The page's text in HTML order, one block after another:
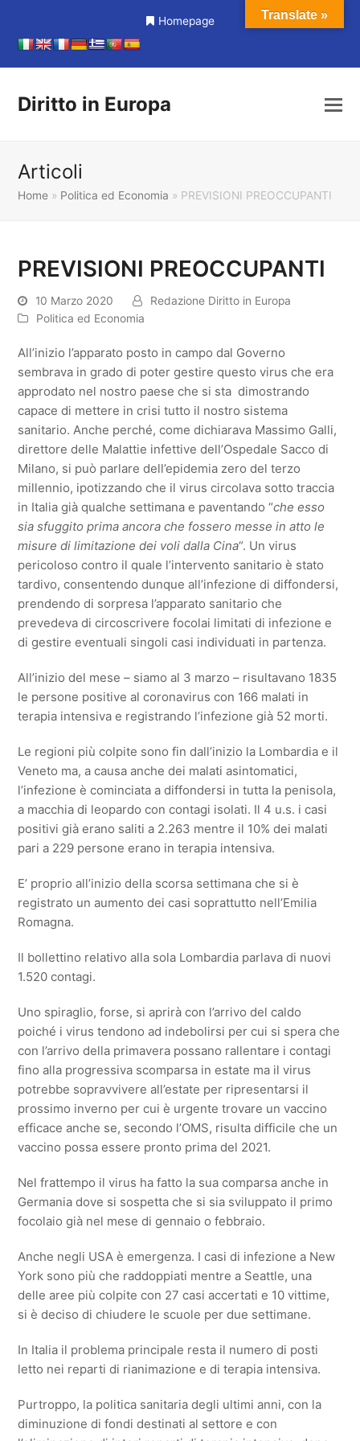
Homepage
Diritto in Europa
Articoli
Home » Politica ed Economia » PREVISIONI PREOCCUPANTI
PREVISIONI PREOCCUPANTI
10 Marzo 2020
Redazione Diritto in Europa
Politica ed Economia
All’inizio l’apparato posto in campo dal Governo
sembrava in grado di poter gestire questo virus che era
approdato nel nostro paese che si sta dimostrando
capace di mettere in crisi tutto il nostro sistema
sanitario. Anche perché, come dichiarava Massimo Galli,
direttore delle Malattie infettive dell’Ospedale Sacco di
Milano, si può parlare dell’epidemia zero del terzo
millennio, ipotizzando che il virus circolava sotto traccia
in Italia già qualche settimana e paventando “che esso
sia sfuggito prima ancora che fossero messe in atto le
misure di limitazione dei voli dalla Cina“. Un virus
pericoloso contro il quale l’intervento sanitario è stato
tardivo, consentendo dunque all’infezione di diffondersi,
prendendo di sorpresa l’apparato sanitario che
prevedeva di circoscrivere focolai limitati di infezione e
di gestire eventuali singoli casi individuati in partenza.
All’inizio del mese – siamo al 3 marzo – risultavano 1835
le persone positive al coronavirus con 166 malati in
terapia intensiva e registrando l’infezione già 52 morti.
Le regioni più colpite sono fin dall’inizio la Lombardia e il
Veneto ma, a causa anche dei malati asintomatici,
l’infezione è cominciata a diffondersi in tutta la penisola,
a macchia di leopardo con contagi isolati. Il 4 u.s. i casi
positivi già erano saliti a 2.263 mentre il 10% dei malati
pari a 229 persone erano in terapia intensiva.
E’ proprio all’inizio della scorsa settimana che si è
registrato un aumento dei casi soprattutto nell’Emilia
Romagna.
Il bollettino relativo alla sola Lombardia parlava di nuovi
1.520 contagi.
Uno spiraglio, forse, si aprirà con l’arrivo del caldo
poiché i virus tendono ad indebolirsi per cui si spera che
con l’arrivo della primavera possano rallentare i contagi
fino alla progressiva scomparsa in estate ma il virus
potrebbe sopravvivere all’estate per ripresentarsi il
prossimo inverno per cui è urgente trovare un vaccino
efficace anche se, secondo l’OMS, risulta difficile che un
vaccino possa essere pronto prima del 2021.
Nel frattempo il virus ha fatto la sua comparsa anche in
Germania dove si sospetta che si sia sviluppato il primo
focolaio già nel mese di gennaio o febbraio.
Anche negli USA è emergenza. I casi di infezione a New
York sono più che raddoppiati mentre a Seattle, una
delle aree più colpite con 27 casi accertati e 10 vittime,
si è deciso di chiudere le scuole per due settimane.
In Italia il problema principale resta il numero di posti
letto nei reparti di rianimazione e di terapia intensiva.
Purtroppo, la politica sanitaria degli ultimi anni, con la
diminuzione di fondi destinati al settore e con
Translate »